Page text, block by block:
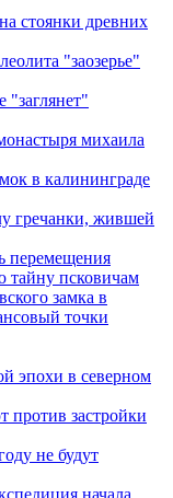
стоянки древних
"заозерье"
"заглянет"
михаила
в калининграде
гречанки, жившей
перемещения
тайну псковичам
замка в
точки
эпохи в северном
против застройки
не будут
начала